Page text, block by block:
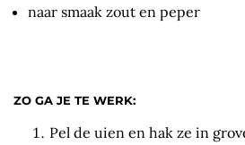
naar smaak zout en peper
ZO GA JE TE WERK:
Pel de uien en hak ze in